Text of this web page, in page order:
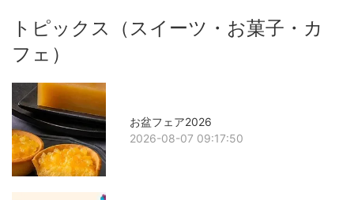
トピックス（スイーツ・お菓子・カ
フェ）
お盆フェア2026
2026-08-07 09:17:50